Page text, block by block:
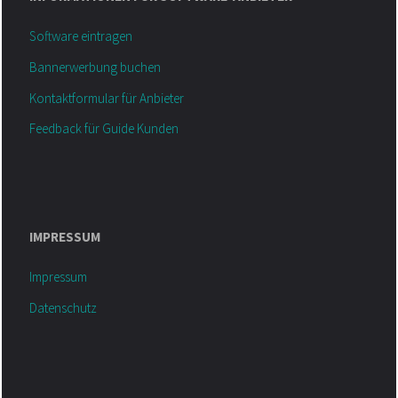
Software eintragen
Bannerwerbung buchen
Kontaktformular für Anbieter
Feedback für Guide Kunden
IMPRESSUM
Impressum
Datenschutz